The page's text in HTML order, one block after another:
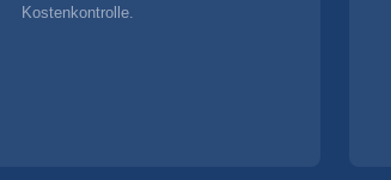
Kostenkontrolle.